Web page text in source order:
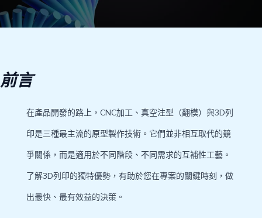
前言
在產品開發的路上，CNC加工、真空注型（翻模）與3D列
印是三種最主流的原型製作技術。它們並非相互取代的競
爭關係，而是適用於不同階段、不同需求的互補性工藝。
了解3D列印的獨特優勢，有助於您在專案的關鍵時刻，做
出最快、最有效益的決策。